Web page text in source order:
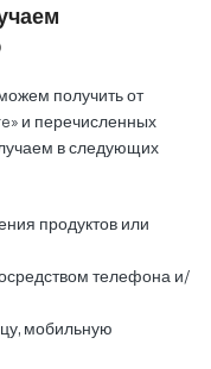
получить от
и перечисленных
в следующих
продуктов или
телефона и/
мобильную